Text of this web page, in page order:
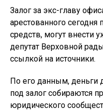
Залог за экс-главу
арестованного сегодня
средств, могут внести
депутат Верховной
ссылкой на источники.
По его данным, деньги
под залог собираются
юридического